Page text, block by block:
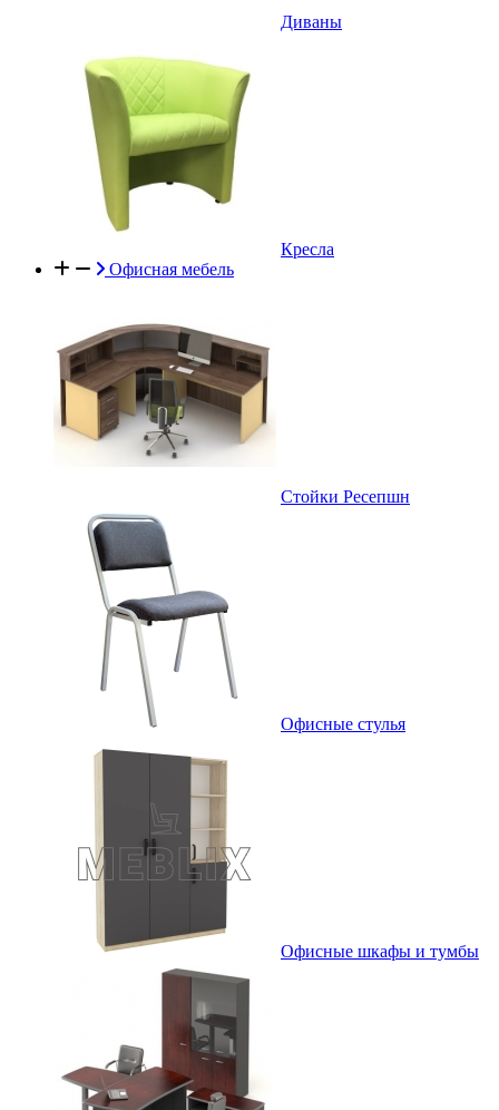
Диваны
Кресла
Офисная мебель
Стойки Ресепшн
Офисные стулья
Офисные шкафы и тумбы